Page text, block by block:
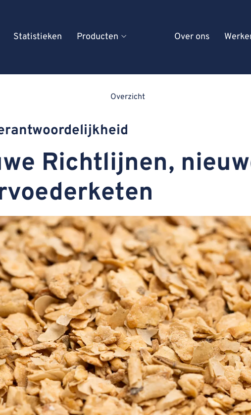
Statistieken Producten Over ons
Overzicht
Richtlijnen,